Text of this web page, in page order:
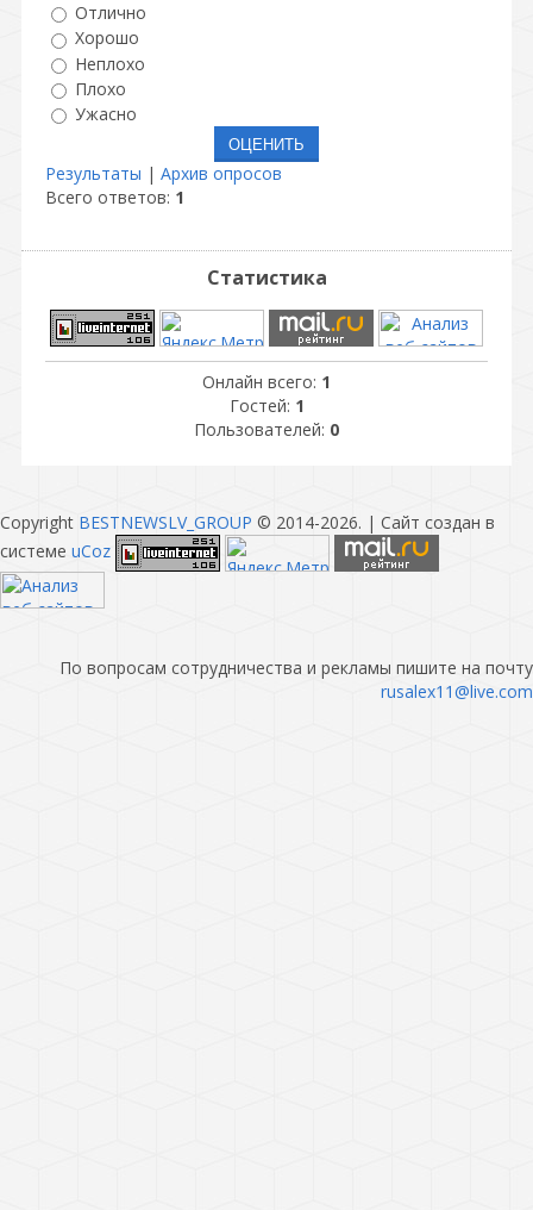
Отлично
Хорошо
Неплохо
Плохо
Ужасно
Результаты | Архив опросов
Всего ответов: 1
Статистика
Онлайн всего: 1
Гостей: 1
Пользователей: 0
Copyright BESTNEWSLV_GROUP © 2014-2026. | Сайт создан в
системе uCoz
По вопросам сотрудничества и рекламы пишите на почту
rusalex11@live.com